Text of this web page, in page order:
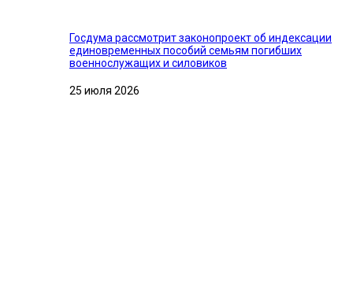
Госдума рассмотрит законопроект об индексации
единовременных пособий семьям погибших
военнослужащих и силовиков
25 июля 2026